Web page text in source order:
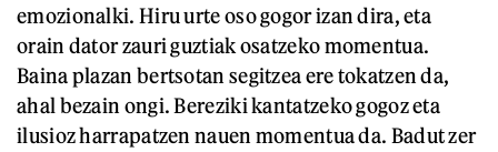
emozionalki. Hiru urte oso gogor izan dira, eta
orain dator zauri guztiak osatzeko momentua.
Baina plazan bertsotan segitzea ere tokatzen da,
ahal bezain ongi. Bereziki kantatzeko gogoz eta
ilusioz harrapatzen nauen momentua da. Badut zer